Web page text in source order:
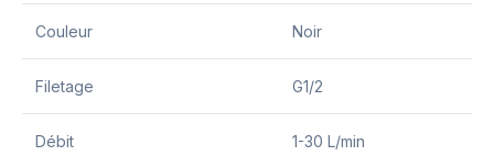
Couleur Noir
Filetage G1/2
Débit 1-30 L/min